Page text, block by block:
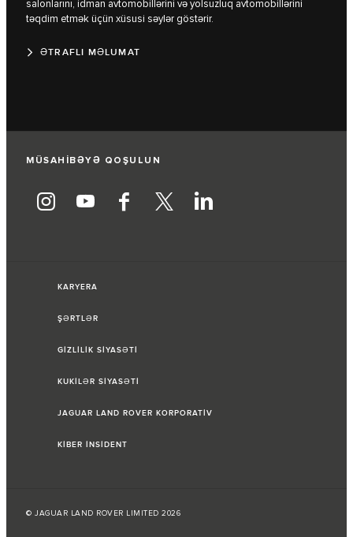
salonlarını, idman avtomobillərini və yolsuzluq avtomobillərini
təqdim etmək üçün xüsusi səylər göstərir.
ƏTRAFLI MƏLUMAT
MÜSAHİBƏYƏ QOŞULUN
KARYERA
ŞƏRTLƏR
GİZLİLİK SİYASƏTİ
KUKİLƏR SİYASƏTİ
JAGUAR LAND ROVER KORPORATİV
KİBER İNSİDENT
© JAGUAR LAND ROVER LIMITED 2026